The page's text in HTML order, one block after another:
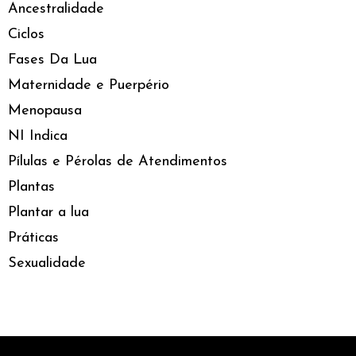
Ancestralidade
Ciclos
Fases Da Lua
Maternidade e Puerpério
Menopausa
NI Indica
Pílulas e Pérolas de Atendimentos
Plantas
Plantar a lua
Práticas
Sexualidade